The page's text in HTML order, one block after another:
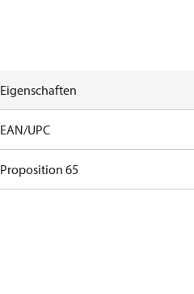
Eigenschaften
EAN/UPC
Proposition 65